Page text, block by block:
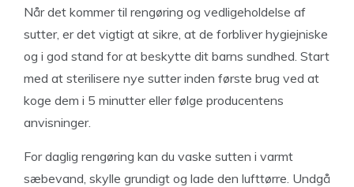
Når det kommer til rengøring og vedligeholdelse af
sutter, er det vigtigt at sikre, at de forbliver hygiejniske
og i god stand for at beskytte dit barns sundhed. Start
med at sterilisere nye sutter inden første brug ved at
koge dem i 5 minutter eller følge producentens
anvisninger.
For daglig rengøring kan du vaske sutten i varmt
sæbevand, skylle grundigt og lade den lufttørre. Undgå